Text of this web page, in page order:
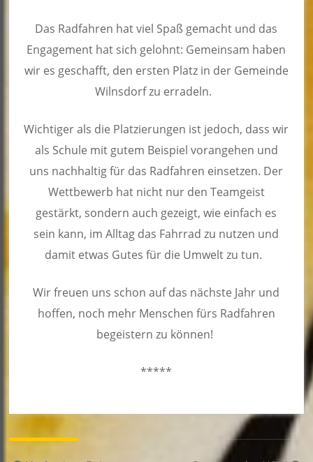
Das Radfahren hat viel Spaß gemacht und das
Engagement hat sich gelohnt: Gemeinsam haben
wir es geschafft, den ersten Platz in der Gemeinde
Wilnsdorf zu erradeln.
Wichtiger als die Platzierungen ist jedoch, dass wir
als Schule mit gutem Beispiel vorangehen und
uns nachhaltig für das Radfahren einsetzen. Der
Wettbewerb hat nicht nur den Teamgeist
gestärkt, sondern auch gezeigt, wie einfach es
sein kann, im Alltag das Fahrrad zu nutzen und
damit etwas Gutes für die Umwelt zu tun.
Wir freuen uns schon auf das nächste Jahr und
hoffen, noch mehr Menschen fürs Radfahren
begeistern zu können!
*****